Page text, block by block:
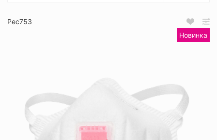
Рес753
Новинка